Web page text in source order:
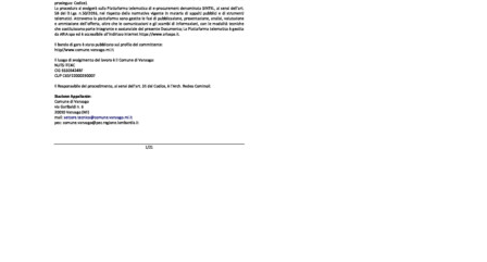
VIVERE VANZAGO
COMUNICAZIONE